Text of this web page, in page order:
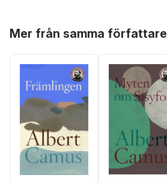
Mer från samma författare